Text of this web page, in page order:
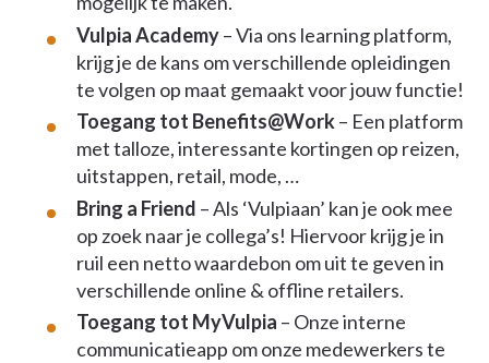
Vulpia Academy– Via ons learning platform,
krijg je de kans om verschillende opleidingen
te volgen op maat gemaakt voor jouw functie!
Toegang tot Benefits@Work– Een platform
met talloze, interessante kortingen op reizen,
uitstappen, retail, mode, …
Bring a Friend – Als ‘Vulpiaan’ kan je ook mee
op zoek naar je collega’s! Hiervoor krijg je in
ruil een netto waardebon om uit te geven in
verschillende online & offline retailers.
Toegang tot MyVulpia – Onze interne
communicatieapp om onze medewerkers te